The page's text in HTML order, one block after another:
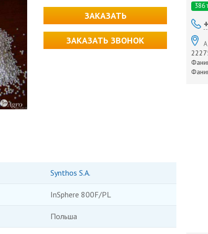
ЗАКАЗАТЬ
ЗАКАЗАТЬ ЗВОНОК
Synthos S.A.
InSphere 800F/PL
Польша
386